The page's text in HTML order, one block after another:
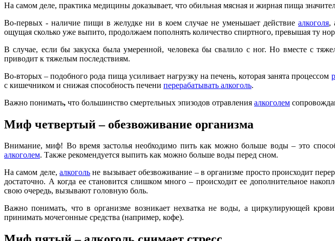
На самом деле, практика медицины доказывает, что обильная мясная и жирная пища
Во-первых - наличие пищи в желудке ни в коем случае не уменьшает действие алкоголя,
ощущая сколько уже выпито, продолжаем пополнять количество спиртного, превышая ту
В случае, если бы закуска была умеренной, человека бы свалило с ног. Но вместе с
приводит к тяжелым последствиям.
Во-вторых – подобного рода пища усиливает нагрузку на печень, которая занята процессом
с кишечником и снижая способность печени перерабатывать алкоголь.
Важно понимать, что большинство смертельных эпизодов отравления алкоголем
Миф четвертый – обезвоживание организма
Внимание, миф! Во время застолья необходимо пить как можно больше воды – это
алкоголем. Также рекомендуется выпить как можно больше воды перед сном.
На самом деле,алкоголь не вызывает обезвоживание – в организме просто происходит
достаточно. А когда ее становится слишком много – происходит ее дополнительное
свою очередь, вызывают головную боль.
Важно понимать, что в организме возникает нехватка не воды, а циркулирующей
принимать мочегонные средства (например, кофе).